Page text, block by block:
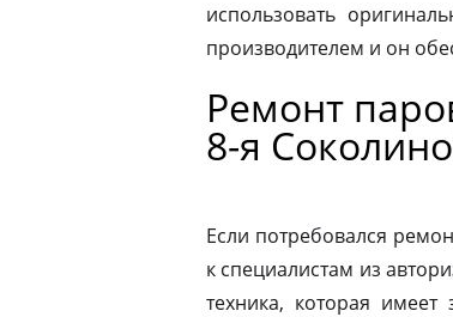
использовать
производителем и он
Ремонт
8-я
Если потребовался
к специалистам из
техника, которая